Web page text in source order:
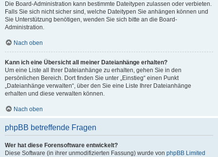
Die Board-Administration kann bestimmte Dateitypen zulassen oder verbieten.
Falls Sie sich nicht sicher sind, welche Dateitypen Sie anhängen können und
Sie Unterstützung benötigen, wenden Sie sich bitte an die Board-
Administration.
Nach oben
Kann ich eine Übersicht all meiner Dateianhänge erhalten?
Um eine Liste all Ihrer Dateianhänge zu erhalten, gehen Sie in den
persönlichen Bereich. Dort finden Sie unter „Einstieg“ einen Punkt
„Dateianhänge verwalten“, über den Sie eine Liste Ihrer Dateianhänge
erhalten und diese verwalten können.
Nach oben
phpBB betreffende Fragen
Wer hat diese Forensoftware entwickelt?
Diese Software (in ihrer unmodifizierten Fassung) wurde von phpBB Limited